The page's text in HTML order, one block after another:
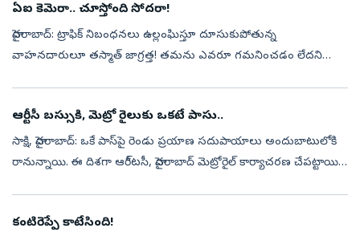
ఏఐ కెమెరా.. చూస్తోంది సోదరా!
హైదరాబాద్‌: ట్రాఫిక్‌ నిబంధనలు ఉల్లంఘిస్తూ దూసుకుపోతున్న
వాహనదారులూ తస్మాత్‌ జాగ్రత్త! తమను ఎవరూ గమనించడం లేదని
ఆర్టీసీ బస్సుకి, మెట్రో రైలుకు ఒకటే పాసు..
సాక్షి, హైదరాబాద్‌: ఒకే పాస్‌పై రెండు ప్రయాణ సదుపాయాలు అందుబాటులోకి
రానున్నాయి. ఈ దిశగా ఆరీ్టసీ, హైదరాబాద్‌ మెట్రోరైల్‌ కార్యాచరణ చేపట్టాయి.
కంటిరెప్పే కాటేసింది!